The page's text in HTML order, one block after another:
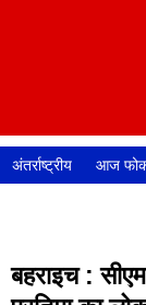
अंतर्राष्ट्रीय आज
बहराइच :